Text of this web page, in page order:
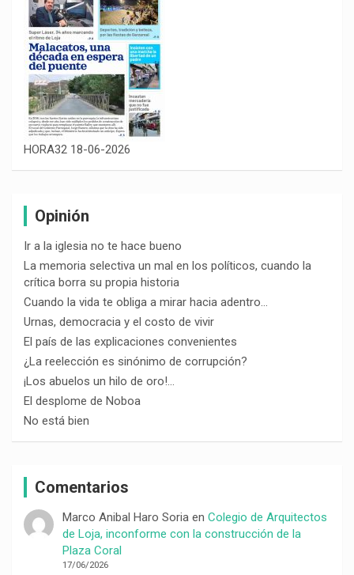
HORA32 18-06-2026
Opinión
Ir a la iglesia no te hace bueno
La memoria selectiva un mal en los políticos, cuando la
crítica borra su propia historia
Cuando la vida te obliga a mirar hacia adentro…
Urnas, democracia y el costo de vivir
El país de las explicaciones convenientes
¿La reelección es sinónimo de corrupción?
¡Los abuelos un hilo de oro!…
El desplome de Noboa
No está bien
Comentarios
Marco Anibal Haro Soriaen Colegio de Arquitectos
de Loja, inconforme con la construcción de la
Plaza Coral
17/06/2026